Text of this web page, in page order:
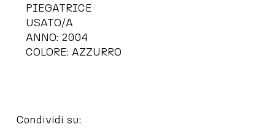
PIEGATRICE
USATO/A
ANNO: 2004
COLORE: AZZURRO
Condividi su: